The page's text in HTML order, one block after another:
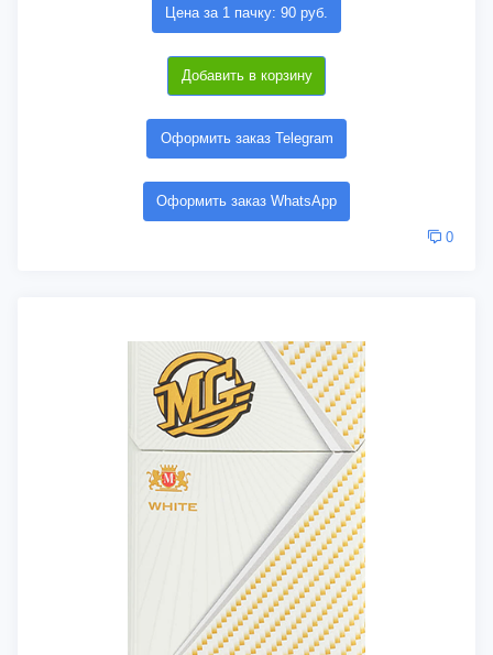
Цена за 1 пачку: 90 руб.
Добавить в корзину
Оформить заказ Telegram
Оформить заказ WhatsApp
0